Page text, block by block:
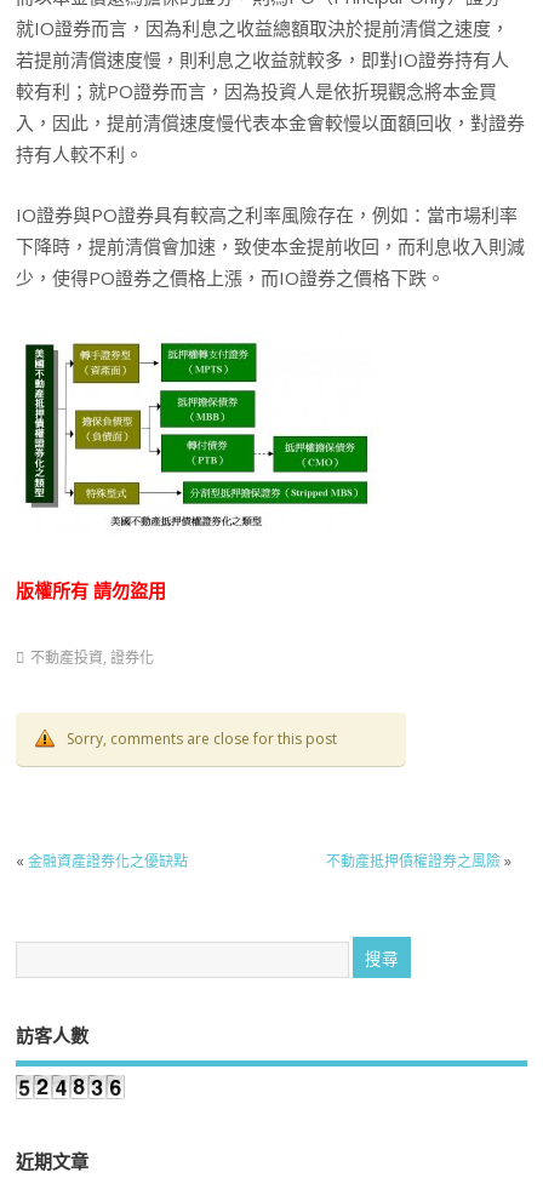
就IO證券而言，因為利息之收益總額取決於提前清償之速度，
若提前清償速度慢，則利息之收益就較多，即對IO證券持有人
較有利；就PO證券而言，因為投資人是依折現觀念將本金買
入，因此，提前清償速度慢代表本金會較慢以面額回收，對證券
持有人較不利。
IO證券與PO證券具有較高之利率風險存在，例如：當市場利率
下降時，提前清償會加速，致使本金提前收回，而利息收入則減
少，使得PO證券之價格上漲，而IO證券之價格下跌。
版權所有 請勿盜用
不動產投資,證券化
Sorry, comments are close for this post
«金融資產證券化之優缺點 不動產抵押債權證券之風險»
訪客人數
近期文章